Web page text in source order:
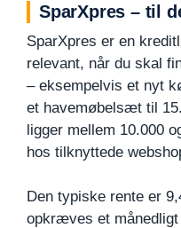
SparXpres – til
SparXpres er en
relevant, når du skal
– eksempelvis et nyt
et havemøbelsæt til
ligger mellem 10.000
hos tilknyttede
Den typiske rente er
opkræves et